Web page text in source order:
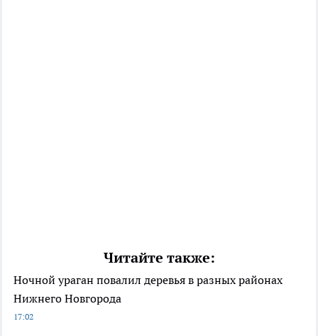
Читайте также:
Ночной ураган повалил деревья в разных районах
Нижнего Новгорода
17:02